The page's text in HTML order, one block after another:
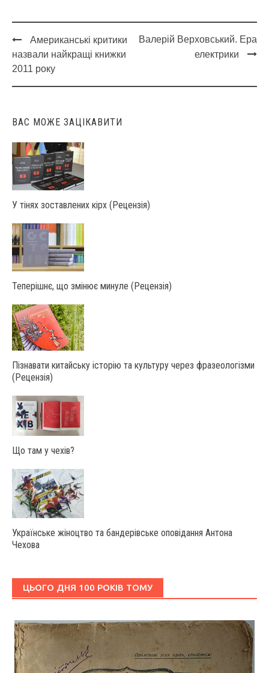
Post
navigation
Американські критики
назвали найкращі книжки
2011 року
Валерій Верховський. Ера
електрики
ВАС МОЖЕ ЗАЦІКАВИТИ
У тінях зоставлених кірх (Рецензія)
Теперішнє, що змінює минуле (Рецензія)
Пізнавати китайську історію та культуру через фразеологізми
(Рецензія)
Що там у чехів?
Українське жіноцтво та бандерівське оповідання Антона
Чехова
ЦЬОГО ДНЯ 100 РОКІВ ТОМУ